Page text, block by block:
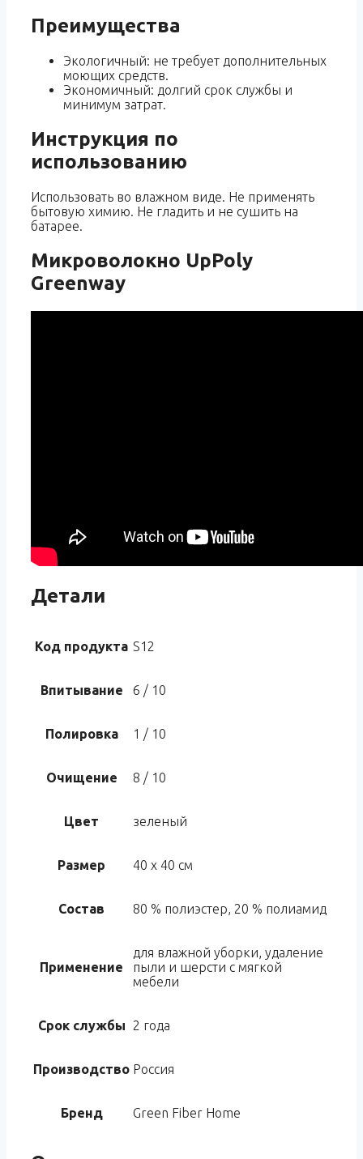
Преимущества
Экологичный: не требует дополнительных
моющих средств.
Экономичный: долгий срок службы и
минимум затрат.
Инструкция по
использованию
Использовать во влажном виде. Не применять
бытовую химию. Не гладить и не сушить на
батарее.
Микроволокно UpPoly
Greenway
Детали
Код продукта S12
Впитывание 6 / 10
Полировка 1 / 10
Очищение 8 / 10
Цвет зеленый
Размер 40 х 40 см
Состав 80 % полиэстер, 20 % полиамид
Применение
для влажной уборки, удаление
пыли и шерсти с мягкой
мебели
Срок службы 2 года
Производство Россия
Бренд Green Fiber Home